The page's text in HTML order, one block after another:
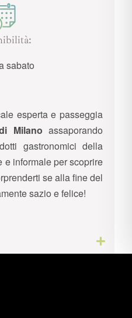
sabato
esperta e passeggia
Milano assaporando
gastronomici della
e informale per scoprire
se alla fine del
sazio e felice!